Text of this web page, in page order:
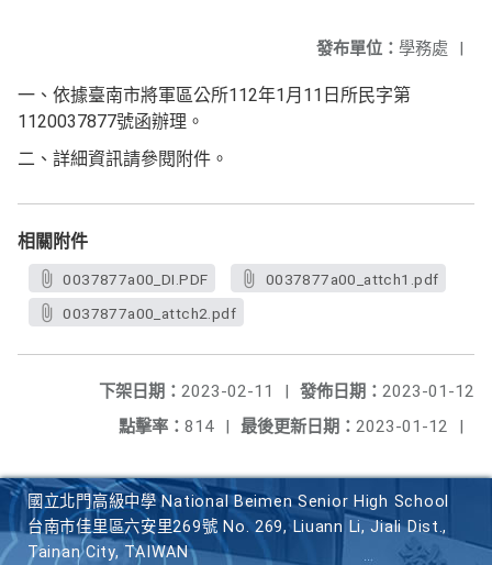
發布單位： 學務處 |
一、依據臺南市將軍區公所112年1月11日所民字第
1120037877號函辦理。
二、詳細資訊請參閱附件。
相關附件
0037877a00_DI.PDF
0037877a00_attch1.pdf
0037877a00_attch2.pdf
發佈日期： 2023-01-12
下架日期： 2023-02-11
|
最後更新日期： 2023-01-12 |
點擊率： 814 |
國立北門高級中學 National Beimen Senior High School
台南市佳里區六安里269號 No. 269, Liuann Li, Jiali Dist.,
Tainan City, TAIWAN